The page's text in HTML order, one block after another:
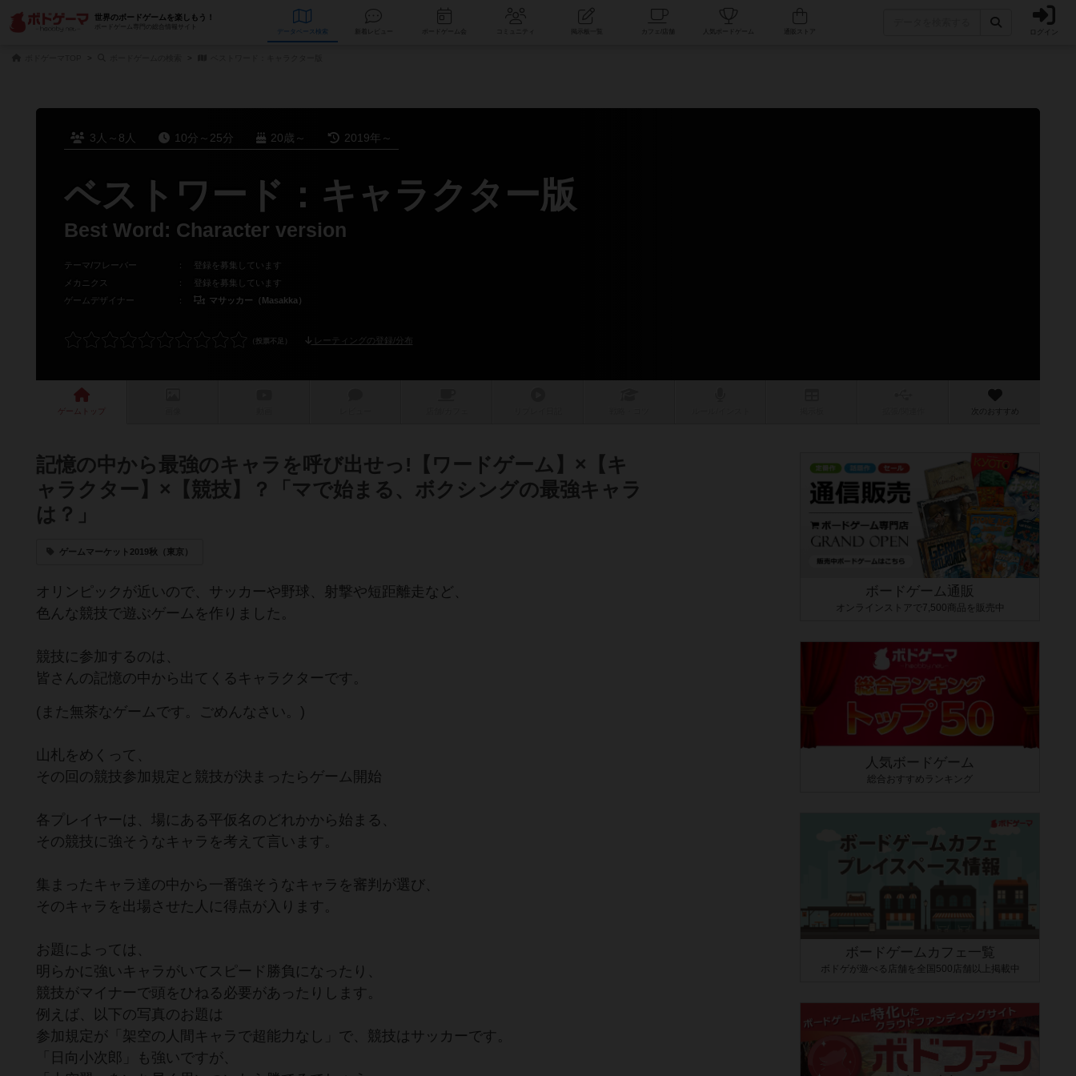
世界のボードゲームを楽しもう！
ボードゲーム専門の総合情報サイト
データベース コミュニティ 人気ボードゲーム ログイン
3人～8人 10分～25分 20歳～ 2019年～
ベストワード：キャラクター版
Best Word: Character version
テーマ/フレーバー ：
登録を募集しています
メカニクス
：
登録を募集しています
ゲームデザイナー
： マサッカー（Masakka）
レーティングの登録/分布
ゲーム 次のおすすめ
記憶の中から最強のキャラを呼び出せっ!【ワードゲーム】×【キ
ャラクター】×【競技】？「マで始まる、ボクシングの最強キャラ
は？」
ゲームマーケット2019秋（東京）
オリンピックが近いので、サッカーや野球、射撃や短距離走など、
色んな競技で遊ぶゲームを作りました。
競技に参加するのは、
皆さんの記憶の中から出てくるキャラクターです。
(また無茶なゲームです。ごめんなさい。)
山札をめくって、
その回の競技参加規定と競技が決まったらゲーム開始
各プレイヤーは、場にある平仮名のどれかから始まる、
その競技に強そうなキャラを考えて言います。
集まったキャラ達の中から一番強そうなキャラを審判が選び、
そのキャラを出場させた人に得点が入ります。
お題によっては、
明らかに強いキャラがいてスピード勝負になったり、
競技がマイナーで頭をひねる必要があったりします。
例えば、以下の写真のお題は
参加規定が「架空の人間キャラで超能力なし」で、競技はサッカーです。
「日向小次郎」も強いですが、
ボードゲーム通販
オンラインストアで7,500商品を販売中
人気ボードゲーム
総合おすすめランキング
ボードゲームカフェ一覧
ボドゲが遊べる店舗を全国500店舗以上掲載中